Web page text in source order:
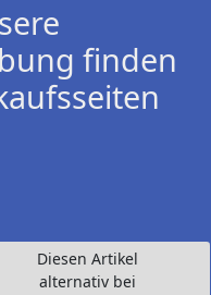
finden
Diesen Artikel
alternativ bei